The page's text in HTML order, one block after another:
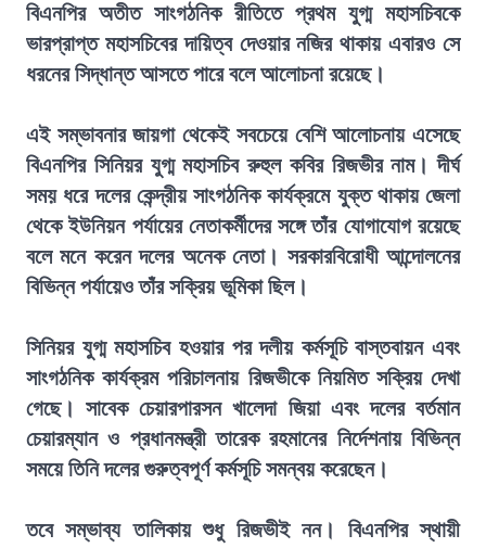
বিএনপির অতীত সাংগঠনিক রীতিতে প্রথম যুগ্ম মহাসচিবকে
ভারপ্রাপ্ত মহাসচিবের দায়িত্ব দেওয়ার নজির থাকায় এবারও সে
ধরনের সিদ্ধান্ত আসতে পারে বলে আলোচনা রয়েছে।
এই সম্ভাবনার জায়গা থেকেই সবচেয়ে বেশি আলোচনায় এসেছে
বিএনপির সিনিয়র যুগ্ম মহাসচিব রুহুল কবির রিজভীর নাম। দীর্ঘ
সময় ধরে দলের কেন্দ্রীয় সাংগঠনিক কার্যক্রমে যুক্ত থাকায় জেলা
থেকে ইউনিয়ন পর্যায়ের নেতাকর্মীদের সঙ্গে তাঁর যোগাযোগ রয়েছে
বলে মনে করেন দলের অনেক নেতা। সরকারবিরোধী আন্দোলনের
বিভিন্ন পর্যায়েও তাঁর সক্রিয় ভূমিকা ছিল।
সিনিয়র যুগ্ম মহাসচিব হওয়ার পর দলীয় কর্মসূচি বাস্তবায়ন এবং
সাংগঠনিক কার্যক্রম পরিচালনায় রিজভীকে নিয়মিত সক্রিয় দেখা
গেছে। সাবেক চেয়ারপারসন খালেদা জিয়া এবং দলের বর্তমান
চেয়ারম্যান ও প্রধানমন্ত্রী তারেক রহমানের নির্দেশনায় বিভিন্ন
সময়ে তিনি দলের গুরুত্বপূর্ণ কর্মসূচি সমন্বয় করেছেন।
তবে সম্ভাব্য তালিকায় শুধু রিজভীই নন। বিএনপির স্থায়ী